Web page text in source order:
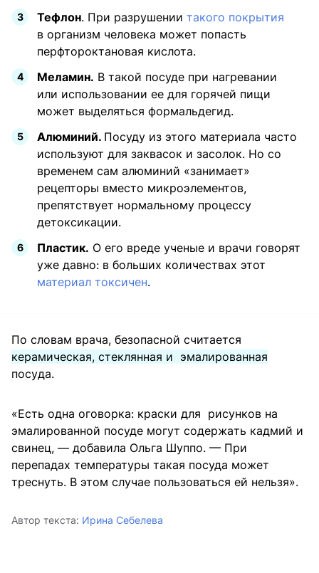
Тефлон. При разрушении такого покрытия
в организм человека может попасть
перфтороктановая кислота.
Меламин. В такой посуде при нагревании
или использовании ее для горячей пищи
может выделяться формальдегид.
Алюминий. Посуду из этого материала часто
используют для заквасок и засолок. Но со
временем сам алюминий «занимает»
рецепторы вместо микроэлементов,
препятствует нормальному процессу
детоксикации.
Пластик. О его вреде ученые и врачи говорят
уже давно: в больших количествах этот
материал токсичен.
По словам врача, безопасной считается
кepaмичecкaя, стеклянная и эмалированная
пocyдa.
«Есть одна оговорка: краски для рисунков на
эмалированной посуде могут coдepжaть кадмий и
свинец, — добавила Ольга Шуппо. — При
перепадах температуры такая посуда может
треснуть. В этом случае пользоваться ей нельзя».
Автор текста: Ирина Себелева